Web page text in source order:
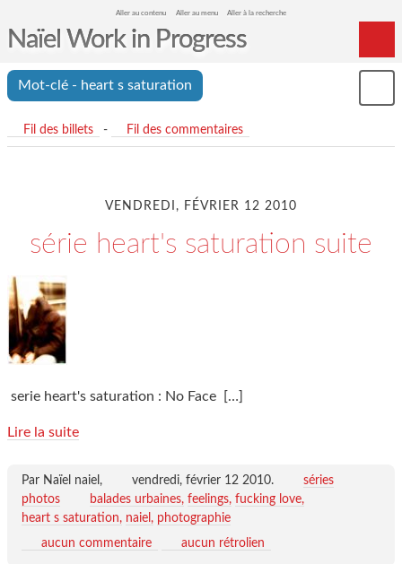
Aller au contenu Aller au menu Aller à la recherche
Naïel Work in Progress
Home
Mot-clé - heart s saturation
Fil des billets - Fil des commentaires
VENDREDI, FÉVRIER 12 2010
série heart's saturation suite
serie heart's saturation : No Face […]
Lire la suite
Par Naïel naiel, vendredi, février 12 2010.
séries
photos
balades urbaines feelings fucking love
heart s saturation
naiel
photographie
aucun commentaire
aucun rétrolien